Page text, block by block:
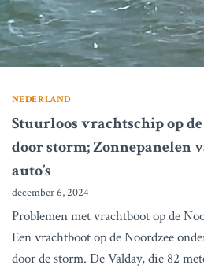
NEDERLAND
Stuurloos vrachtschip op
door storm; Zonnepanelen
auto’s
december 6, 2024
Problemen met vrachtboot op de
Een vrachtboot op de Noordzee
door de storm. De Valday, die 82